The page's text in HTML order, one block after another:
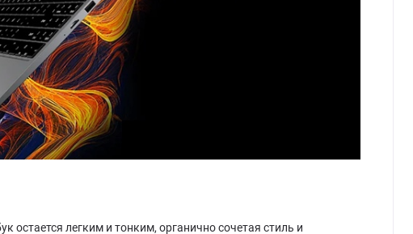
остается легким и тонким, органично сочетая стиль и